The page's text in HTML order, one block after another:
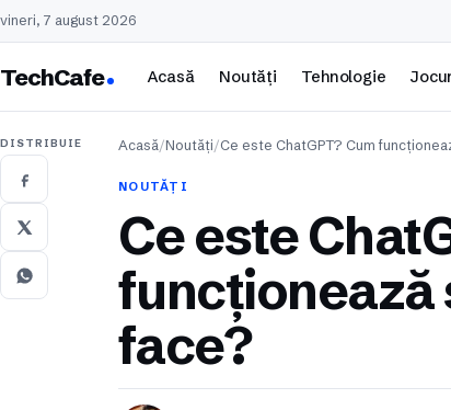
vineri, 7 august 2026
TechCafe Acasă Noutăți Tehnologie
DISTRIBUIE Acasă/Noutăți/Ce este ChatGPT? Cum
NOUTĂȚI
Ce este
funcționează
face?